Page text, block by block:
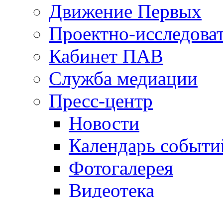
Движение Первых
Проектно-
Кабинет ПАВ
Служба медиации
Пресс-центр
Новости
Календарь
Фотогалерея
Видеотека